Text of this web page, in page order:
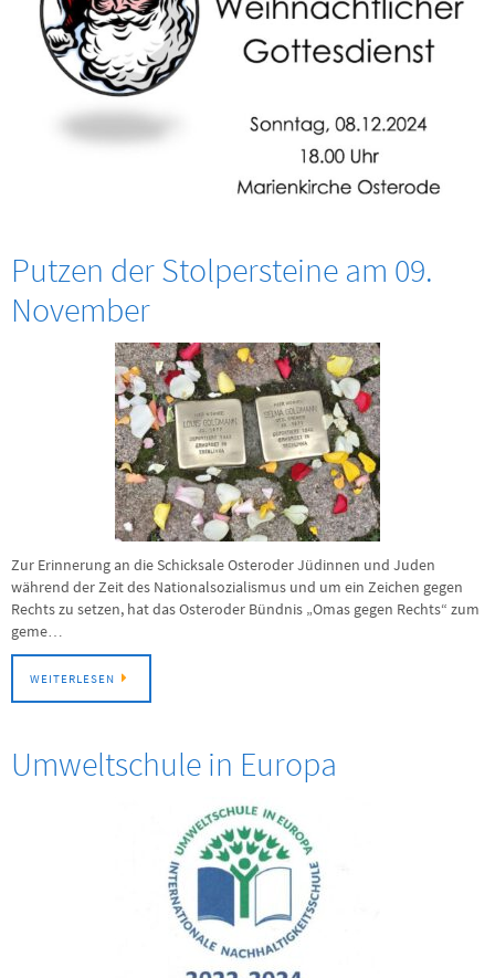
Putzen der Stolpersteine am 09.
November
Zur Erinnerung an die Schicksale Osteroder Jüdinnen und Juden
während der Zeit des Nationalsozialismus und um ein Zeichen gegen
Rechts zu setzen, hat das Osteroder Bündnis „Omas gegen Rechts“ zum
geme…
WEITERLESEN
Umweltschule in Europa